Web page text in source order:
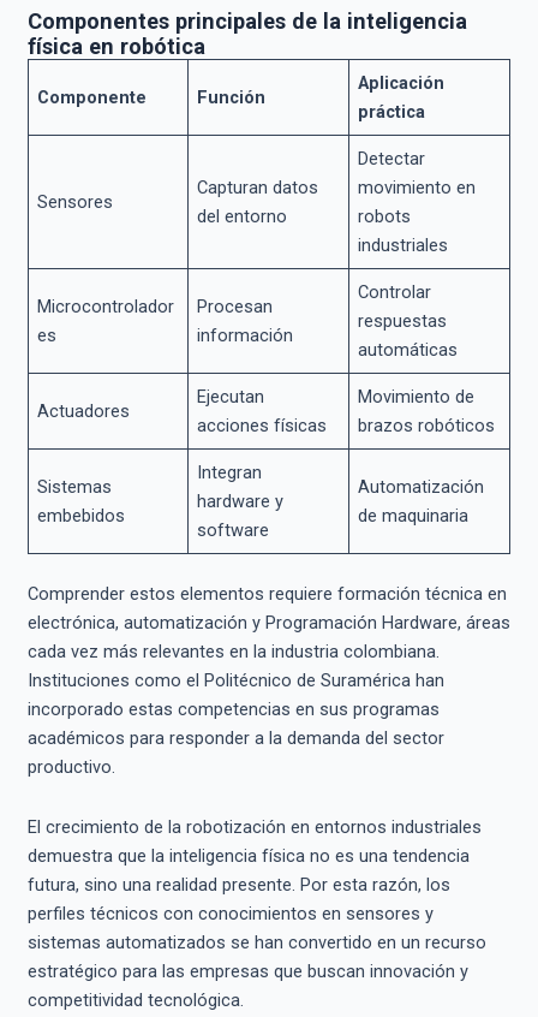
Componentes principales de la inteligencia
física en robótica
Componente Función
Aplicación
práctica
Sensores
Capturan datos
del entorno
Detectar
movimiento en
robots
industriales
Microcontrolador
es
Procesan
información
Controlar
respuestas
automáticas
Actuadores
Ejecutan
acciones físicas
Movimiento de
brazos robóticos
Sistemas
embebidos
Integran
hardware y
software
Automatización
de maquinaria
Comprender estos elementos requiere formación técnica en
electrónica, automatización y Programación Hardware, áreas
cada vez más relevantes en la industria colombiana.
Instituciones como el Politécnico de Suramérica han
incorporado estas competencias en sus programas
académicos para responder a la demanda del sector
productivo.
El crecimiento de la robotización en entornos industriales
demuestra que la inteligencia física no es una tendencia
futura, sino una realidad presente. Por esta razón, los
perfiles técnicos con conocimientos en sensores y
sistemas automatizados se han convertido en un recurso
estratégico para las empresas que buscan innovación y
competitividad tecnológica.